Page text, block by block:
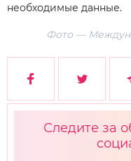
необходимые данные.
Фото —
Следите за